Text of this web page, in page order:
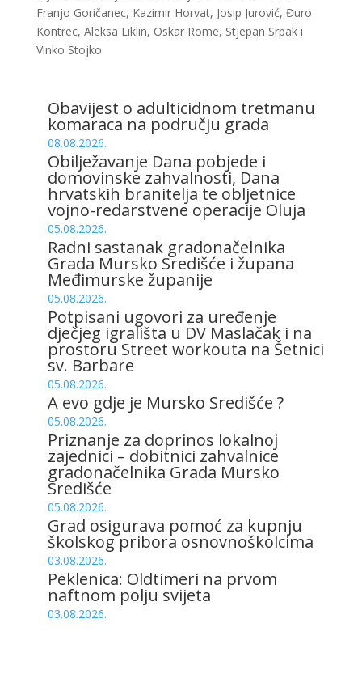
Franjo Goričanec, Kazimir Horvat, Josip Jurović, Đuro
Kontrec, Aleksa Liklin, Oskar Rome, Stjepan Srpak i
Vinko Stojko.
Obavijest o adulticidnom tretmanu
komaraca na području grada
08.08.2026.
Obilježavanje Dana pobjede i
domovinske zahvalnosti, Dana
hrvatskih branitelja te obljetnice
vojno-redarstvene operacije Oluja
05.08.2026.
Radni sastanak gradonačelnika
Grada Mursko Središće i župana
Međimurske županije
05.08.2026.
Potpisani ugovori za uređenje
dječjeg igrališta u DV Maslačak i na
prostoru Street workouta na Šetnici
sv. Barbare
05.08.2026.
A evo gdje je Mursko Središće ?
05.08.2026.
Priznanje za doprinos lokalnoj
zajednici – dobitnici zahvalnice
gradonačelnika Grada Mursko
Središće
05.08.2026.
Grad osigurava pomoć za kupnju
školskog pribora osnovnoškolcima
03.08.2026.
Peklenica: Oldtimeri na prvom
naftnom polju svijeta
03.08.2026.